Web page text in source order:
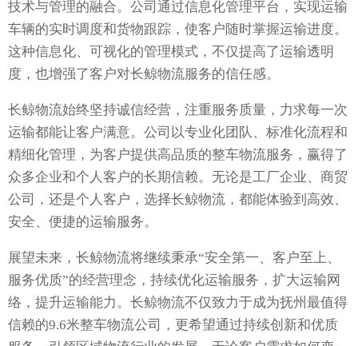
技术与管理的融合。公司通过信息化管理平台，实现运输
车辆的实时调度和货物跟踪，使客户随时掌握运输进度。
这种信息化、可视化的管理模式，不仅提高了运输透明
度，也增强了客户对长鲸物流服务的信任感。
长鲸物流始终坚持诚信经营，注重服务质量，力求每一次
运输都能让客户满意。公司以专业化团队、标准化流程和
精细化管理，为客户提供高品质的整车物流服务，赢得了
众多企业和个人客户的长期信赖。无论是工厂企业、商贸
公司，还是个人客户，选择长鲸物流，都能体验到高效、
安全、便捷的运输服务。
展望未来，长鲸物流将继续秉承“安全第一、客户至上、
服务优质”的经营理念，持续优化运输服务，扩大运输网
络，提升运输能力。长鲸物流不仅致力于成为抚州最值得
信赖的9.6米整车物流公司，更希望通过持续创新和优质